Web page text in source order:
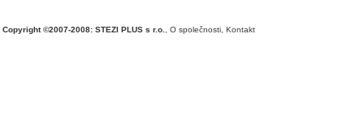
Copyright ©2007-2008: STEZI PLUS s r.o. O společnosti Kontakt